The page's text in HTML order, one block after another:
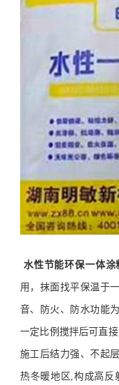
水性节能环保一体涂
用， 抹面找平保温于
音、防火、防水功能为
一定比例搅拌后可直
施工后结力强、不起
热冬暖地区,构成高反